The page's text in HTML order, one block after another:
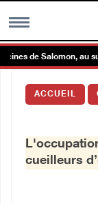
MENU
Galerie
Centre
de Salomon, au sud
ACCUEIL
cueilleurs